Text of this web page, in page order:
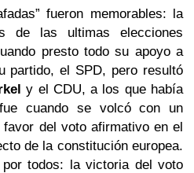
fueron memorables: la
de las ultimas elecciones
presto todo su apoyo a
partido, el SPD, pero resultó
y el CDU, a los que había
cuando se volcó con un
del voto afirmativo en el
de la constitución europea.
todos: la victoria del voto